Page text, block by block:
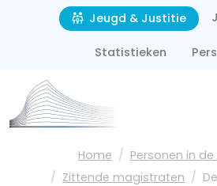
Overslaan en naar de inhoud gaan
SecondJeugd & Justitie
Statistieken Pers
Kruimelpad
Home
Personen in
Zittende magistraten